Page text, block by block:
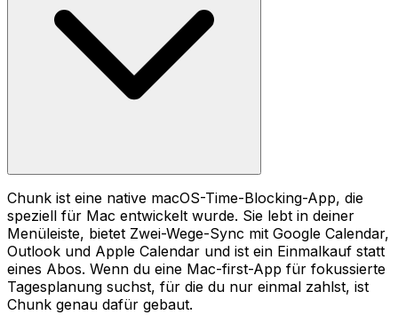
Chunk ist eine native macOS-Time-Blocking-App, die
speziell für Mac entwickelt wurde. Sie lebt in deiner
Menüleiste, bietet Zwei-Wege-Sync mit Google Calendar,
Outlook und Apple Calendar und ist ein Einmalkauf statt
eines Abos. Wenn du eine Mac-first-App für fokussierte
Tagesplanung suchst, für die du nur einmal zahlst, ist
Chunk genau dafür gebaut.